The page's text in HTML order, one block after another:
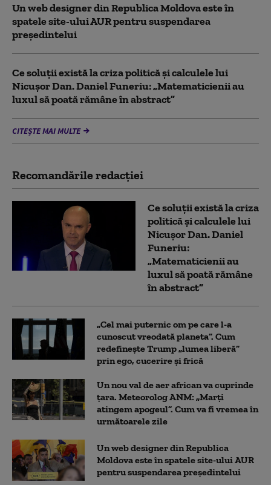
Un web designer din Republica Moldova este în
spatele site-ului AUR pentru suspendarea
președintelui
Ce soluții există la criza politică și calculele lui
Nicușor Dan. Daniel Funeriu: „Matematicienii au
luxul să poată rămâne în abstract”
CITEȘTE MAI MULTE
Recomandările redacţiei
Ce soluții există la criza
politică și calculele lui
Nicușor Dan. Daniel
Funeriu:
„Matematicienii au
luxul să poată rămâne
în abstract”
„Cel mai puternic om pe care l-a
cunoscut vreodată planeta”. Cum
redefinește Trump „lumea liberă”
prin ego, cucerire și frică
Un nou val de aer african va cuprinde
țara. Meteorolog ANM: „Marți
atingem apogeul”. Cum va fi vremea în
următoarele zile
Un web designer din Republica
Moldova este în spatele site-ului AUR
pentru suspendarea președintelui